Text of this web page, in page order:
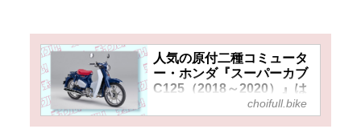
Ｘ（旧Twitter）はこちら！
人気の原付二種コミュータ
ー・ホンダ『スーパーカブ
C125（2018～2020）』は
今いくらで買える？中古バ
イクの相場をリサーチ！
choifull.bike